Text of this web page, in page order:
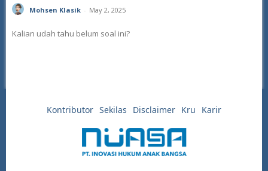
Mohsen Klasik - May 2, 2025
Kalian udah tahu belum soal ini?
Kontributor Sekilas Disclaimer Kru Karir